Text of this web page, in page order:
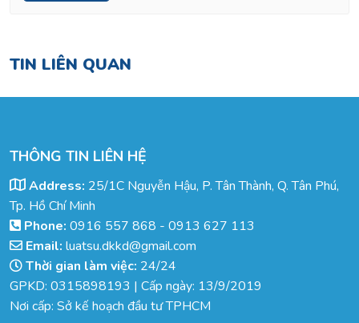
TIN LIÊN QUAN
THÔNG TIN LIÊN HỆ
Address: 25/1C Nguyễn Hậu, P. Tân Thành, Q. Tân Phú,
Tp. Hồ Chí Minh
Phone: 0916 557 868 - 0913 627 113
Email: luatsu.dkkd@gmail.com
Thời gian làm việc: 24/24
GPKD: 0315898193 | Cấp ngày: 13/9/2019
Nơi cấp: Sở kế hoạch đầu tư TPHCM